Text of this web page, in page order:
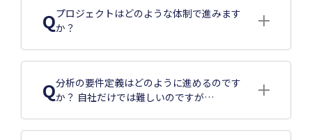
Qプロジェクトはどのような体制で進みます
か？
Q分析の要件定義はどのように進めるのです
か？ 自社だけでは難しいのですが…